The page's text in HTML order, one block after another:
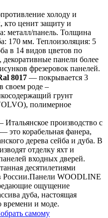
холоду и
кто ценит защиту и
металл/панель. Толщина
170 мм. Теплоизоляция: 5
в 14 видов цветов по
панели более
фрезеровок панелей.
8017 — покрывается 3
своем роде –
грунт
полимерное
Итальянское производство с
корабельная фанера,
дерева сейба и дуба. В
отделку яхт и
входных дверей.
десятилетиями
России.Панели WOODLINE
ощущение
дуба, настоящая
времени и моде.
самому